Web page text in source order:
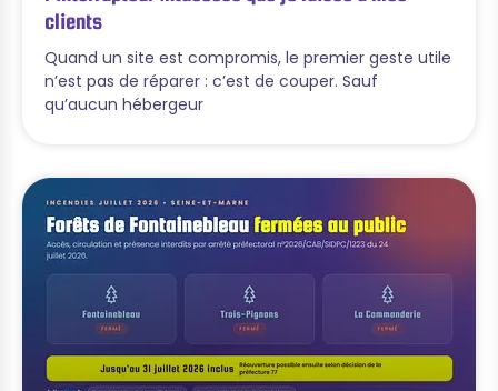
clients
Quand un site est compromis, le premier geste utile
n’est pas de réparer : c’est de couper. Sauf
qu’aucun hébergeur